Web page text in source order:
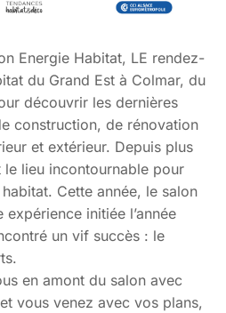
Energie Habitat, LE rendez-
du Grand Est à Colmar, du
découvrir les dernières
construction, de rénovation
et extérieur. Depuis plus
lieu incontournable pour
Cette année, le salon
initiée l’année
un vif succès : le
en amont du salon avec
vous venez avec vos plans,